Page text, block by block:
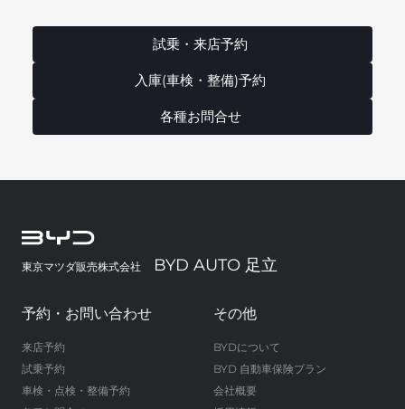
試乗・来店予約
入庫(車検・整備)予約
各種お問合せ
東京マツダ販売株式会社 BYD AUTO 足立
予約・お問い合わせ
来店予約
試乗予約
車検・点検・整備予約
その他
BYDについて
BYD 自動車保険プラン
会社概要